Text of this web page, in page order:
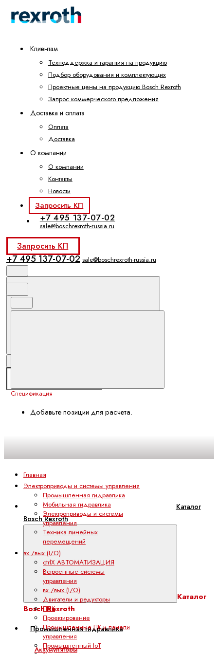
Клиентам
Техподдержка и гарантия на продукцию
Подбор оборудования и комплектующих
Проектные цены на продукцию Bosch Rexroth
Запрос коммерческого предложения
Доставка и оплата
Оплата
Доставка
О компании
О компании
Контакты
Новости
Запросить КП
+7 495 137-07-02
sale@boschrexroth-russia.ru
Запросить КП
+7 495 137-07-02 sale@boschrexroth-russia.ru
Спецификация
Добавьте позиции для расчета.
Каталог
Bosch Rexroth
Каталог
Bosch Rexroth
Промышленная гидравлика
Аккумуляторы
Главная
Электроприводы и системы управления
Промышленная гидравлика
Мобильная гидравлика
Электроприводы и системы
управления
Техника линейных
перемещений
вх./вых (I/O)
ctrlX АВТОМАТИЗАЦИЯ
Встроенные системы
управления
вх./вых (I/O)
Двигатели и редукторы
ПЛК
Проектирование
Промышленные ПК и панели
управления
Промышленный IoT